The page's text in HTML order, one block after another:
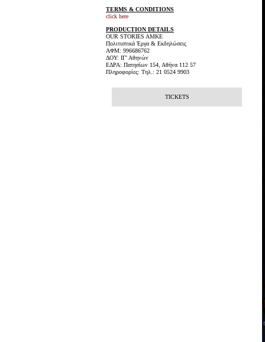
TERMS & CONDITIONS
click here
PRODUCTION DETAILS
OUR STORIES AMKE
Πολιτιστικά Έργα & Εκδηλώσεις
ΑΦΜ: 996686762
ΔΟΥ: ΙΓ' Αθηνών
ΕΔΡΑ: Πατησίων 154, Αθήνα 112 57
Πληροφορίες: Τηλ.: 21 0524 9903
TICKETS